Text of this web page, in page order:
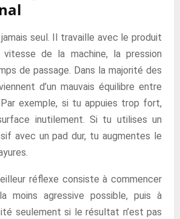
seul. Il travaille avec le produit
de la machine, la pression
de passage. Dans la majorité des
d’un mauvais équilibre entre
exemple, si tu appuies trop fort,
inutilement. Si tu utilises un
avec un pad dur, tu augmentes le
réflexe consiste à commencer
moins agressive possible, puis à
seulement si le résultat n’est pas